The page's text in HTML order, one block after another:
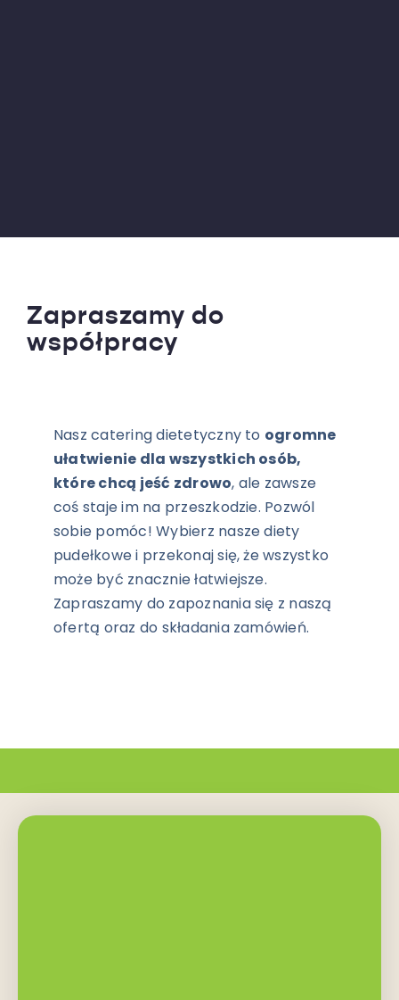
Zapraszamy do
współpracy
Nasz catering dietetyczny to ogromne
ułatwienie dla wszystkich osób,
które chcą jeść zdrowo, ale zawsze
coś staje im na przeszkodzie. Pozwól
sobie pomóc! Wybierz nasze diety
pudełkowe i przekonaj się, że wszystko
może być znacznie łatwiejsze.
Zapraszamy do zapoznania się z naszą
ofertą oraz do składania zamówień.